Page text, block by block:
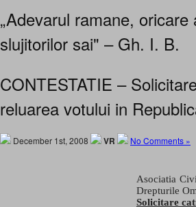
„Adevarul ramane,
slujitorilor sai" – Gh. I. B.
CONTESTATIE –
reluarea votului in
December 1st, 2008 VR No Comments »
Asociatia
Drepturile
Solicitare